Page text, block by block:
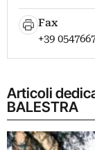
Fax
+39
Articoli
BALESTRA